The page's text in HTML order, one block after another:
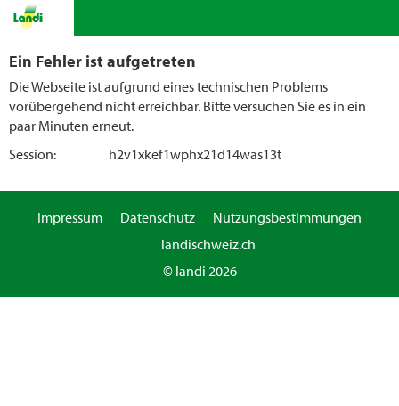
Ein Fehler ist aufgetreten
Die Webseite ist aufgrund eines technischen Problems
vorübergehend nicht erreichbar. Bitte versuchen Sie es in ein
paar Minuten erneut.
Session:
h2v1xkef1wphx21d14was13t
Impressum Datenschutz
Nutzungsbestimmungen
landischweiz.ch
© landi 2026